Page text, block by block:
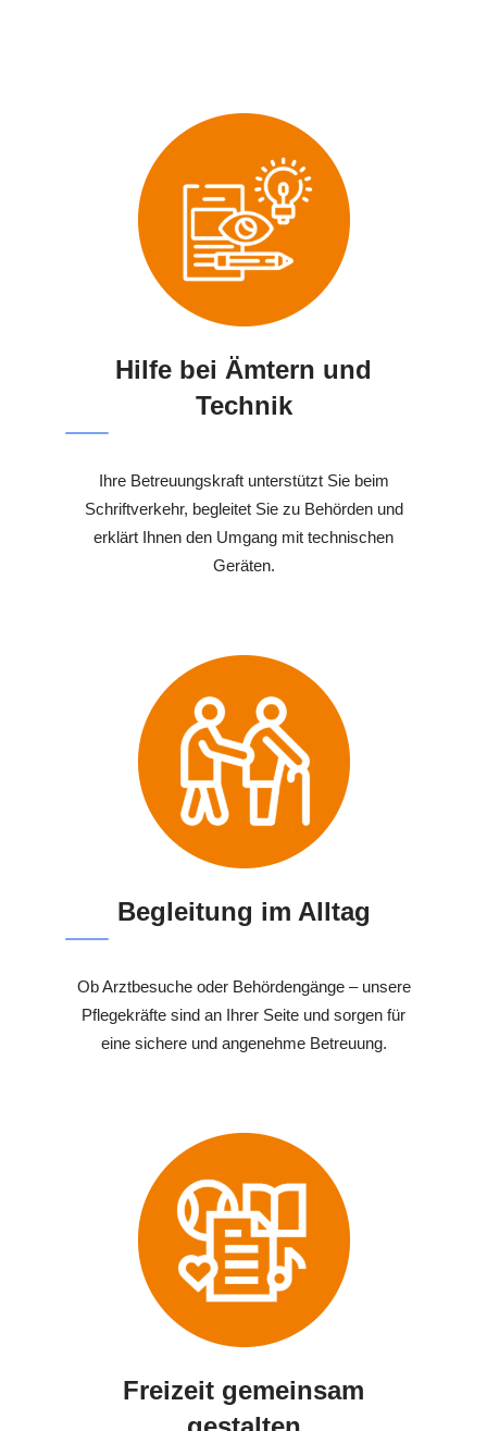
Hilfe bei Ämtern und
Technik
Ihre Betreuungskraft unterstützt Sie beim
Schriftverkehr, begleitet Sie zu Behörden und
erklärt Ihnen den Umgang mit technischen
Geräten.
Begleitung im Alltag
Ob Arztbesuche oder Behördengänge – unsere
Pflegekräfte sind an Ihrer Seite und sorgen für
eine sichere und angenehme Betreuung.
Freizeit gemeinsam